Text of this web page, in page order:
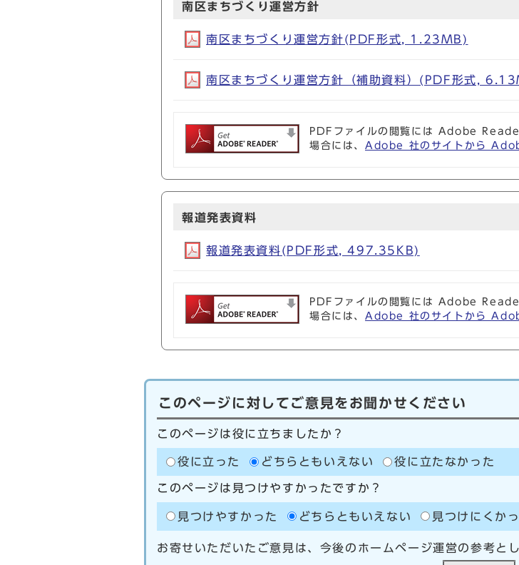
南区まちづくり運営方針
南区まちづくり運営方針(PDF形式, 1.23MB)
南区まちづくり運営方針（補助資料）(PDF形式,
PDFファイルの閲覧には Adobe
場合には、 Adobe 社のサイトから
報道発表資料
報道発表資料(PDF形式, 497.35KB)
PDFファイルの閲覧には Adobe
場合には、 Adobe 社のサイトから
このページに対してご意見をお聞かせください
このページは役に立ちましたか？
役に立った どちらともいえない 役に立たなかった
このページは見つけやすかったですか？
見つけやすかった どちらともいえない 見つけにくか
お寄せいただいたご意見は、今後のホームページ運営の参考とし